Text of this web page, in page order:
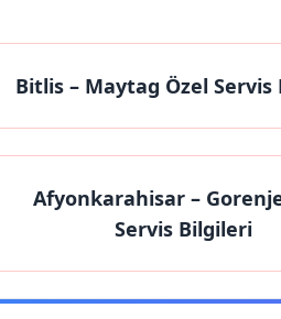
Bitlis– Maytag Özel Servis
Afyonkarahisar –
Servis Bilgileri